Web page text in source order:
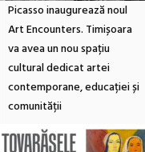
Picasso inaugurează noul
Art Encounters. Timișoara
va avea un nou spațiu
cultural dedicat artei
contemporane, educației și
comunității